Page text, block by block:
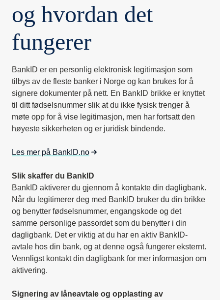
og hvordan det
fungerer
BankID er en personlig elektronisk legitimasjon som
tilbys av de fleste banker i Norge og kan brukes for å
signere dokumenter på nett. En BankID brikke er knyttet
til ditt fødselsnummer slik at du ikke fysisk trenger å
møte opp for å vise legitimasjon, men har fortsatt den
høyeste sikkerheten og er juridisk bindende.
Les mer på BankID.no
Slik skaffer du BankID
BankID aktiverer du gjennom å kontakte din dagligbank.
Når du legitimerer deg med BankID bruker du din brikke
og benytter fødselsnummer, engangskode og det
samme personlige passordet som du benytter i din
dagligbank. Det er viktig at du har en aktiv BankID-
avtale hos din bank, og at denne også fungerer eksternt.
Vennligst kontakt din dagligbank for mer informasjon om
aktivering.
Signering av låneavtale og opplasting av